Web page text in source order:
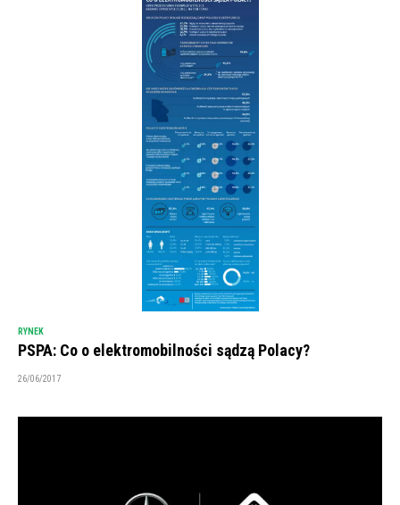
RYNEK
PSPA: Co o elektromobilności sądzą Polacy?
26/06/2017